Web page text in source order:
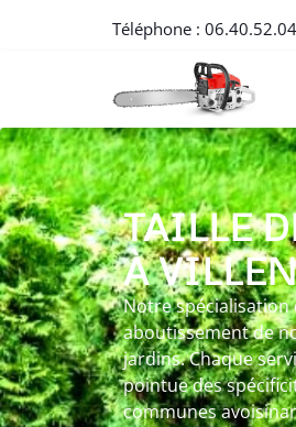
Téléphone :
TAILLE
À
Notre spécialisation
aboutissement de
jardins. Chaque
pointue des
communes